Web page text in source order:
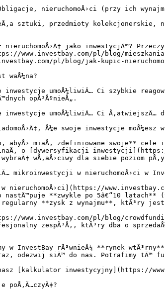
nieruchomoÅ›ci (przy ich
sztuki, przedmioty kolekcjonerskie,
nieruchomoÅ›Ä‡ jako inwestycjÄ™?
www.investbay.com/pl/blog/
pl/blog/jak-kupic-
waÅ¼na?
inwestycje umoÅ¼liwiÄ… Ci szybkie
opÃ³ÅºnieÅ„.
umoÅ¼liwiÄ… Ci Å‚atwiejszÄ…
Å¼e swoje inwestycje moÅ¼esz
abyÅ› miaÅ‚ zdefiniowane swoje**
o [dywersyfikacji
wybraÄ‡ wÅ‚aÅ›ciwy dla siebie poziom
mikroinwestycji w nieruchomoÅ›ci w
w nieruchomoÅ›ci](https://
nastÄ™puje **zwykle po 5â€“10
regularny **zysk z wynajmu**, ktÃ³ry
www.investbay.com/pl/blog/
zespÃ³Å‚, ktÃ³ry dba o
w InvestBay rÃ³wnieÅ¼ **rynek
odezwij siÄ™ do nas. Potrafimy tÄ™
nasz [kalkulator inwestycyjny](https://
poÅ‚Ä…czyÄ‡?